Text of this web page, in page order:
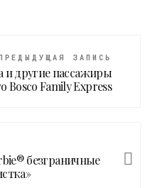
ЗАПИСЬ
и другие пассажиры
Bosco Family Express
безграничные